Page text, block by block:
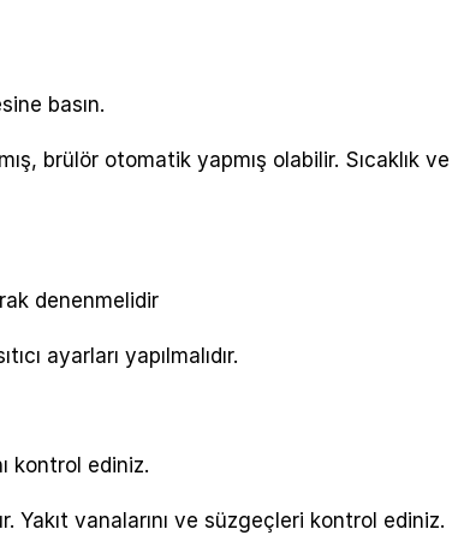
basın.
brülör otomatik yapmış olabilir. Sıcaklık ve
denenmelidir
ayarları yapılmalıdır.
kontrol ediniz.
Yakıt vanalarını ve süzgeçleri kontrol ediniz.